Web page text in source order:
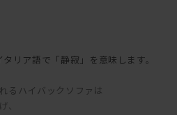
リア語で「静寂」を意味します。
るハイバックソファは
、